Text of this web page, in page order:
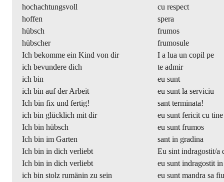
hochachtungsvoll
cu respect
hoffen
spera
hübsch
frumos
hübscher
frumosule
Ich bekomme ein Kind von dir
I a lua un copil pe
ich bevundere dich
te admir
ich bin
eu sunt
ich bin auf der Arbeit
eu sunt la serviciu
Ich bin fix und fertig!
sant terminata!
ich bin glücklich mit dir
eu sunt fericit cu tine
Ich bin hübsch
eu sunt frumos
Ich bin im Garten
sant in gradina
Ich bin in dich verliebt
Eu sint indragostit/a
Ich bin in dich verliebt
eu sunt indragostit
ich bin stolz rumänin zu sein
eu sunt mandra sa